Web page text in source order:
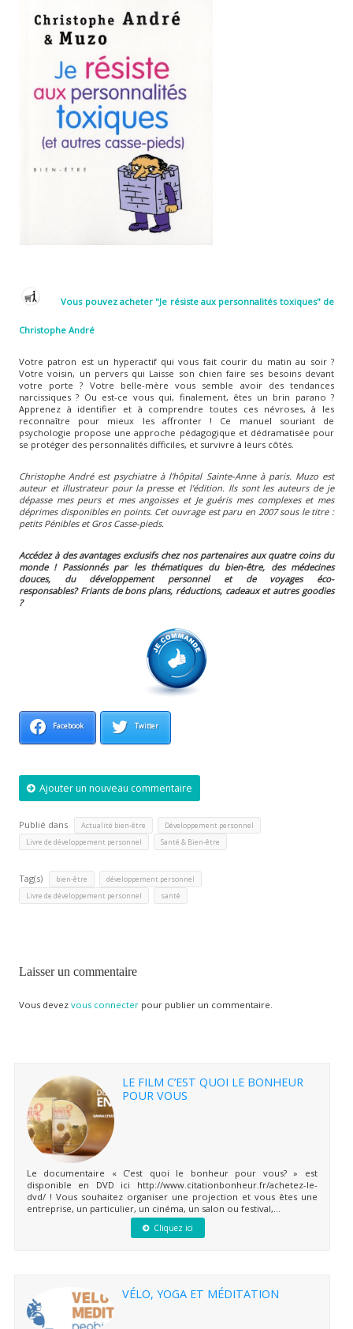
Vous pouvez acheter "Je résiste aux personnalités toxiques" de
Christophe André
Votre patron est un hyperactif qui vous fait courir du matin au soir ?
Votre voisin, un pervers qui Laisse son chien faire ses besoins devant
votre porte ? Votre belle-mère vous semble avoir des tendances
narcissiques ? Ou est-ce vous qui, finalement, êtes un brin parano ?
Apprenez à identifier et à comprendre toutes ces névroses, à les
reconnaître pour mieux les affronter ! Ce manuel souriant de
psychologie propose une approche pédagogique et dédramatisée pour
se protéger des personnalités difficiles, et survivre à leurs côtés.
Christophe André est psychiatre à l'hôpital Sainte-Anne à paris. Muzo est
auteur et illustrateur pour la presse et l'édition. Ils sont les auteurs de je
dépasse mes peurs et mes angoisses et Je guéris mes complexes et mes
déprimes disponibles en points. Cet ouvrage est paru en 2007 sous le titre :
petits Pénibles et Gros Casse-pieds.
Accédez à des avantages exclusifs chez nos partenaires aux quatre coins du
monde ! Passionnés par les thématiques du bien-être, des médecines
douces, du développement personnel et de voyages éco-
responsables? Friants de bons plans, réductions, cadeaux et autres goodies
?
Facebook Twitter
Ajouter un nouveau commentaire
Publié dans Actualité bien-être Développement personnel
Livre de développement personnel Santé & Bien-être
Tag(s) bien-être développement personnel
Livre de développement personnel santé
Laisser un commentaire
Vous devez vous connecterpour publier un commentaire.
LE FILM C’EST QUOI LE BONHEUR
POUR VOUS
Le documentaire « C’est quoi le bonheur pour vous? » est
disponible en DVD ici http://www.citationbonheur.fr/achetez-le-
dvd/ ! Vous souhaitez organiser une projection et vous êtes une
entreprise, un particulier, un cinéma, un salon ou festival,...
Cliquez ici
VÉLO, YOGA ET MÉDITATION